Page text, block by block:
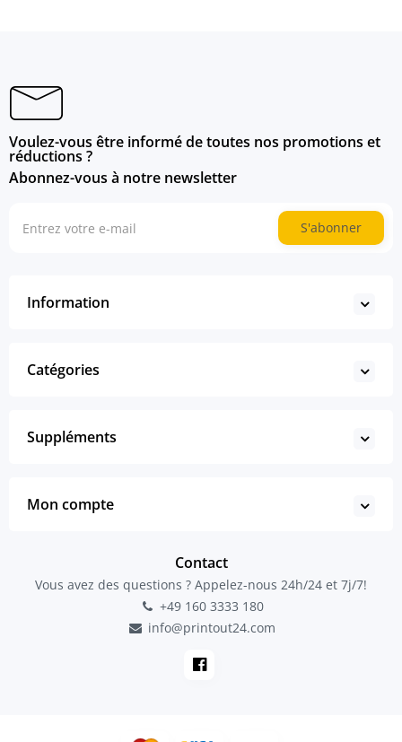
Voulez-vous être informé de toutes nos promotions et
réductions ?
Abonnez-vous à notre newsletter
S'abonner
Information
Catégories
Suppléments
Mon compte
Contact
Vous avez des questions ? Appelez-nous 24h/24 et 7j/7!
+49 160 3333 180
info@printout24.com